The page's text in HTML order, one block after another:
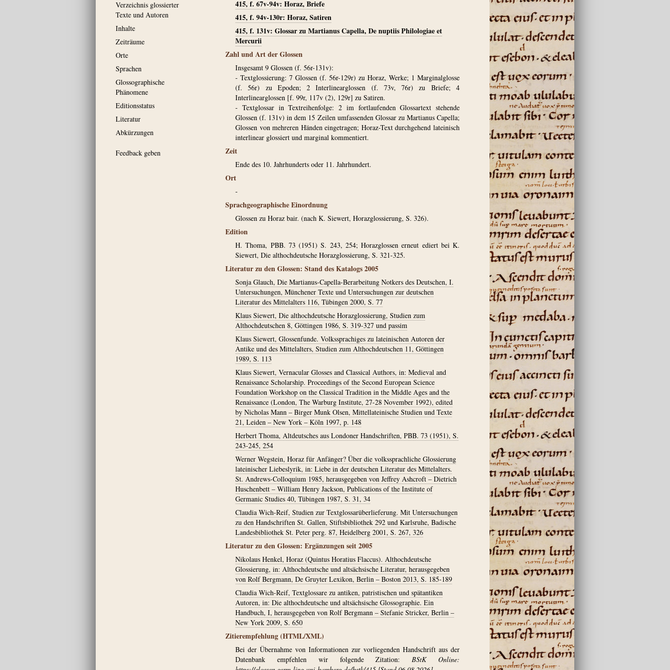
Verzeichnis glossierter
Texte und Autoren
Inhalte
Zeiträume
Orte
Sprachen
Glossographische
Phänomene
Editionsstatus
Literatur
Abkürzungen
Feedback geben
415, f. 67v-94v: Horaz, Briefe
415, f. 94v-130r: Horaz, Satiren
415, f. 131v: Glossar zu Martianus Capella, De nuptiis Philologiae et
Mercurii
Zahl und Art der Glossen
Insgesamt 9 Glossen (f. 56r-131v):
- Textglossierung: 7 Glossen (f. 56r-129r) zu Horaz, Werke; 1 Marginalglosse
(f. 56r) zu Epoden; 2 Interlinearglossen (f. 73v, 76r) zu Briefe; 4
Interlinearglossen [f. 99r, 117v (2), 129r] zu Satiren.
- Textglossar in Textreihenfolge: 2 im fortlaufenden Glossartext stehende
Glossen (f. 131v) in dem 15 Zeilen umfassenden Glossar zu Martianus Capella;
Glossen von mehreren Händen eingetragen; Horaz-Text durchgehend lateinisch
interlinear glossiert und marginal kommentiert.
Zeit
Ende des 10. Jahrhunderts oder 11. Jahrhundert.
Ort
-
Sprachgeographische Einordnung
Glossen zu Horaz bair. (nach K. Siewert, Horazglossierung, S. 326).
Edition
H. Thoma, PBB. 73 (1951) S. 243, 254; Horazglossen erneut ediert bei K.
Siewert, Die althochdeutsche Horazglossierung, S. 321-325.
Literatur zu den Glossen: Stand des Katalogs 2005
Sonja Glauch, Die Martianus-Capella-Berarbeitung Notkers des Deutschen, I.
Untersuchungen, Münchener Texte und Untersuchungen zur deutschen
Literatur des Mittelalters 116, Tübingen 2000, S. 77
Klaus Siewert, Die althochdeutsche Horazglossierung, Studien zum
Althochdeutschen 8, Göttingen 1986, S. 319-327 und passim
Klaus Siewert, Glossenfunde. Volkssprachiges zu lateinischen Autoren der
Antike und des Mittelalters, Studien zum Althochdeutschen 11, Göttingen
1989, S. 113
Klaus Siewert, Vernacular Glosses and Classical Authors, in: Medieval and
Renaissance Scholarship. Proceedings of the Second European Science
Foundation Workshop on the Classical Tradition in the Middle Ages and the
Renaissance (London, The Warburg Institute, 27-28 November 1992), edited
by Nicholas Mann – Birger Munk Olsen, Mittellateinische Studien und Texte
21, Leiden – New York – Köln 1997, p. 148
Herbert Thoma, Altdeutsches aus Londoner Handschriften, PBB. 73 (1951), S.
243-245, 254
Werner Wegstein, Horaz für Anfänger? Über die volkssprachliche Glossierung
lateinischer Liebeslyrik, in: Liebe in der deutschen Literatur des Mittelalters.
St. Andrews-Colloquium 1985, herausgegeben von Jeffrey Ashcroft – Dietrich
Huschenbett – William Henry Jackson, Publications of the Institute of
Germanic Studies 40, Tübingen 1987, S. 31, 34
Claudia Wich-Reif, Studien zur Textglossarüberlieferung. Mit Untersuchungen
zu den Handschriften St. Gallen, Stiftsbibliothek 292 und Karlsruhe, Badische
Landesbibliothek St. Peter perg. 87, Heidelberg 2001, S. 267, 326
Literatur zu den Glossen: Ergänzungen seit 2005
Nikolaus Henkel, Horaz (Quintus Horatius Flaccus). Althochdeutsche
Glossierung, in: Althochdeutsche und altsächsische Literatur, herausgegeben
von Rolf Bergmann, De Gruyter Lexikon, Berlin – Boston 2013, S. 185-189
Claudia Wich-Reif, Textglossare zu antiken, patristischen und spätantiken
Autoren, in: Die althochdeutsche und altsächsische Glossographie. Ein
Handbuch, I, herausgegeben von Rolf Bergmann – Stefanie Stricker, Berlin –
New York 2009, S. 650
Zitierempfehlung (HTML/XML)
Bei der Übernahme von Informationen zur vorliegenden Handschrift aus der
Datenbank empfehlen wir folgende Zitation:BStK Online: